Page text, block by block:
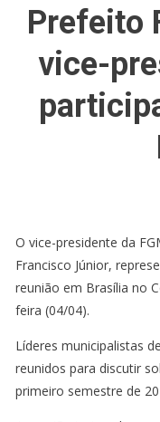
Prefeito
vice-
O vice-presidente da
Francisco Júnior,
reunião em Brasília no
feira (04/04).
Líderes municipalistas
reunidos para discutir
primeiro semestre de